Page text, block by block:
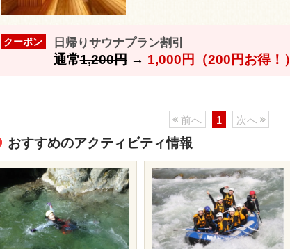
クーポン 日帰りサウナプラン割引
通常1,200円→ 1,000円（200円お得！）
前へ 1 次へ
おすすめのアクティビティ情報